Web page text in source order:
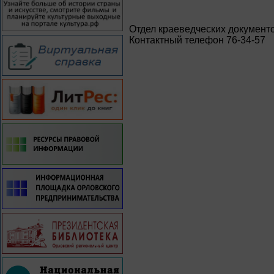
Отдел краеведческих
Контактный телефон 76-34-57